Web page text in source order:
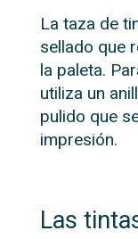
La taza de
sellado que
la paleta.
utiliza un
pulido que
impresión.
Las